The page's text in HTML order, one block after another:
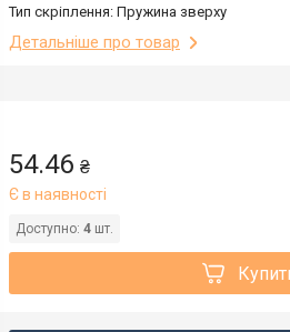
Тип скріплення: Пружина зверху
Детальніше про товар
54.46 ₴
Є в наявності
Доступно: 4 шт.